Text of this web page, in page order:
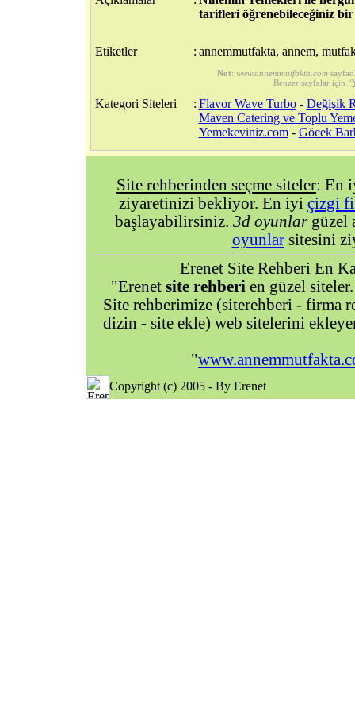
tarifleri öğrenebileceğiniz bir
Etiketler : annemmutfakta, annem,
Not: www.annemmutfakta.com
Benzer sayfalar için “
Kategori Siteleri : Flavor Wave Turbo- Değişik
Maven Catering ve Toplu
Yemekeviniz.com- Göcek
Site rehberinden seçme siteler: En
ziyaretinizi bekliyor. En iyi çizgi
başlayabilirsiniz. 3d oyunlargüzel
oyunlarsitesini
Erenet Site Rehberi En
"Erenet site rehberi en güzel
Site rehberimize (siterehberi - firma
dizin - site ekle) web sitelerini
"
Copyright (c) 2005 - By Erenet